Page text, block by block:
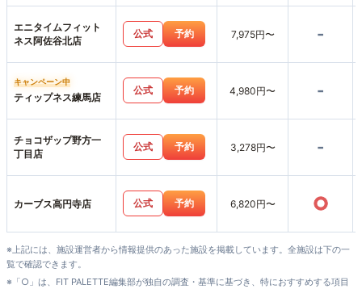
エニタイムフィット
ネス阿佐谷北店
公式 予約 7,975円〜 -
キャンペーン中
ティップネス練馬店
公式 予約 4,980円〜 -
チョコザップ野方一
丁目店
公式 予約 3,278円〜 -
カーブス高円寺店 公式 予約 6,820円〜 ○
※上記には、施設運営者から情報提供のあった施設を掲載しています。全施設は下の一
覧で確認できます。
※「○」は、FIT PALETTE編集部が独自の調査・基準に基づき、特におすすめする項目